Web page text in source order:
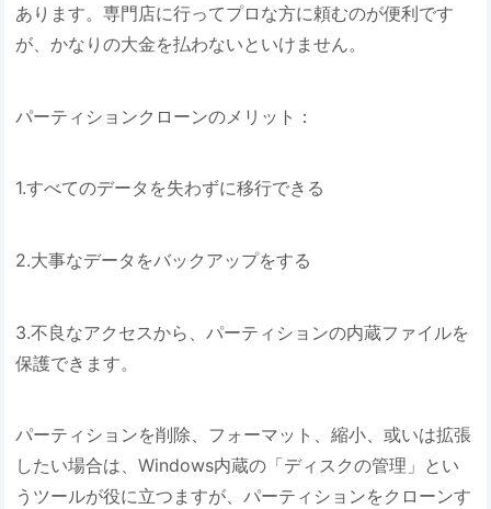
あります。専門店に行ってプロな方に頼むのが便利です
が、かなりの大金を払わないといけません。
パーティションクローンのメリット：
1.すべてのデータを失わずに移行できる
2.大事なデータをバックアップをする
3.不良なアクセスから、パーティションの内蔵ファイルを
保護できます。
パーティションを削除、フォーマット、縮小、或いは拡張
したい場合は、Windows内蔵の「ディスクの管理」とい
うツールが役に立つますが、パーティションをクローンす